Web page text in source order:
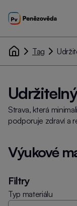
Tag
Strava, která
podporuje zdraví a
Výukové
Filtry
Typ materiálu